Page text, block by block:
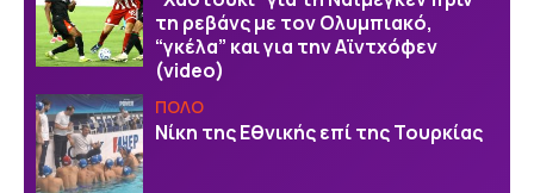
τη ρεβάνς με τον Ολυμπιακό,
“γκέλα” και για την Αϊντχόφεν
(video)
ΠΟΛΟ
Νίκη της Εθνικής επί της Τουρκίας